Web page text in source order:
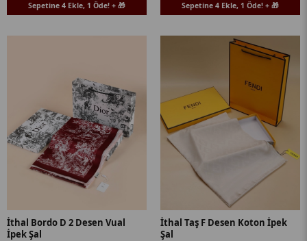
Sepetine 4 Ekle, 1 Öde! + 🎁 Sepetine 4 Ekle, 1 Öde! + 🎁
İthal Bordo D 2 Desen Vual
İpek Şal
İthal Taş F Desen Koton İpek
Şal